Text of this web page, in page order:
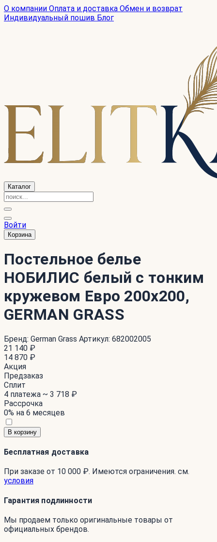
О компании Оплата и доставка Обмен и возврат
Индивидуальный пошив Блог
Каталог
Войти
Корзина
Постельное белье
НОБИЛИС белый с тонким
кружевом Евро 200x200,
GERMAN GRASS
Бренд: German Grass Артикул: 682002005
21 140 ₽
14 870 ₽
Акция
Предзаказ
Сплит
4 платежа ~ 3 718 ₽
Рассрочка
0% на 6 месяцев
В корзину
Бесплатная доставка
При заказе от 10 000 ₽. Имеются ограничения. см.
условия
Гарантия подлинности
Мы продаем только оригинальные товары от
официальных брендов.